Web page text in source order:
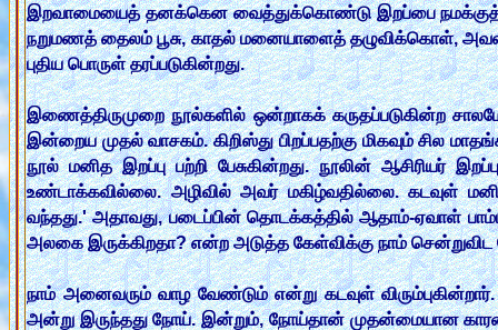
இறவாமையைத் தனக்கென வைத்துக்கொண்டு இறப்பை நமக்குத்
நறுமணத் தைலம் பூசு, காதல் மனையாளைத் தழுவிக்கொள்,
புதிய பொருள் தரப்படுகின்றது.
இணைத்திருமுறை நூல்களில் ஒன்றாகக் கருதப்படுகின்ற
இன்றைய முதல் வாசகம். கிறிஸ்து பிறப்பதற்கு மிகவும் சில
நூல் மனித இறப்பு பற்றி பேசுகின்றது. நூலின் ஆசிரியர்
உண்டாக்கவில்லை. அழிவில் அவர் மகிழ்வதில்லை. கடவுள்
வந்தது.' அதாவது, படைப்பின் தொடக்கத்தில் ஆதாம்-ஏவாள்
அலகை இருக்கிறதா? என்ற அடுத்த கேள்விக்கு நாம்
நாம் அனைவரும் வாழ வேண்டும் என்று கடவுள்
அன்று இருந்தது நோய். இன்றும், நோய்தான் முதன்மையான